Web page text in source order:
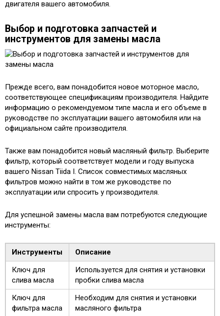
двигателя вашего автомобиля.
Выбор и подготовка запчастей и
инструментов для замены масла
Прежде всего, вам понадобится новое моторное масло,
соответствующее спецификациям производителя. Найдите
информацию о рекомендуемом типе масла и его объеме в
руководстве по эксплуатации вашего автомобиля или на
официальном сайте производителя.
Также вам понадобится новый масляный фильтр. Выберите
фильтр, который соответствует модели и году выпуска
вашего Nissan Tiida I. Список совместимых масляных
фильтров можно найти в том же руководстве по
эксплуатации или спросить у производителя.
Для успешной замены масла вам потребуются следующие
инструменты:
Инструменты
Описание
Ключ для
слива масла
Используется для снятия и установки
пробки слива масла
Ключ для
фильтра масла
Необходим для снятия и установки
масляного фильтра